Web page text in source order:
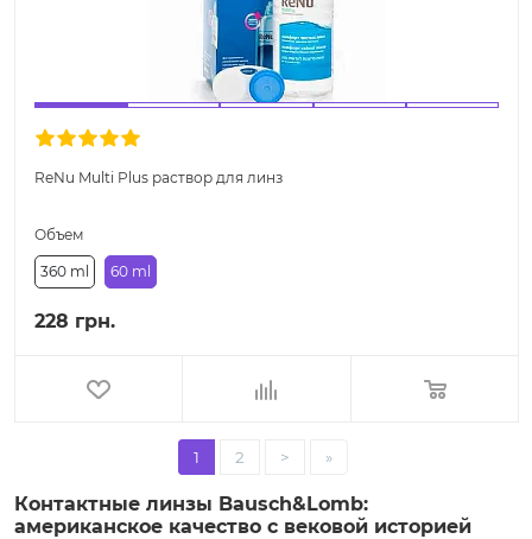
ReNu Multi Plus раствор для линз
Объем
360 ml 60 ml
228 грн.
1 2 > »
Контактные линзы Bausch&Lomb:
американское качество с вековой историей